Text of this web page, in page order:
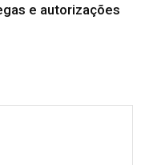
e autorizações